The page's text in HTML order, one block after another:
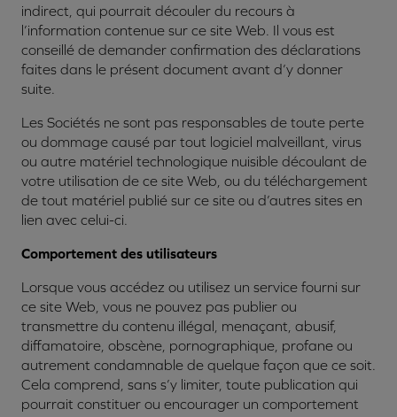
indirect, qui pourrait découler du recours à
l’information contenue sur ce site Web. Il vous est
conseillé de demander confirmation des déclarations
faites dans le présent document avant d’y donner
suite.
Les Sociétés ne sont pas responsables de toute perte
ou dommage causé par tout logiciel malveillant, virus
ou autre matériel technologique nuisible découlant de
votre utilisation de ce site Web, ou du téléchargement
de tout matériel publié sur ce site ou d’autres sites en
lien avec celui-ci.
Comportement des utilisateurs
Lorsque vous accédez ou utilisez un service fourni sur
ce site Web, vous ne pouvez pas publier ou
transmettre du contenu illégal, menaçant, abusif,
diffamatoire, obscène, pornographique, profane ou
autrement condamnable de quelque façon que ce soit.
Cela comprend, sans s’y limiter, toute publication qui
pourrait constituer ou encourager un comportement